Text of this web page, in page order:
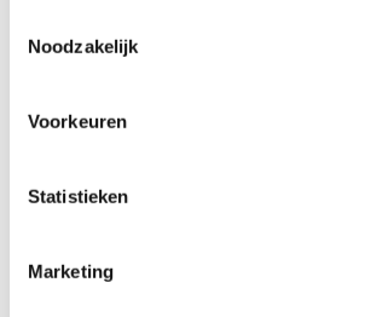
Noodzakelijk
Voorkeuren
Statistieken
Marketing
4. Delft CS – centrum -
Hout – Delfgauw (ca. 8
het centrale hart een groene
Oranjestad is van alles te beleven